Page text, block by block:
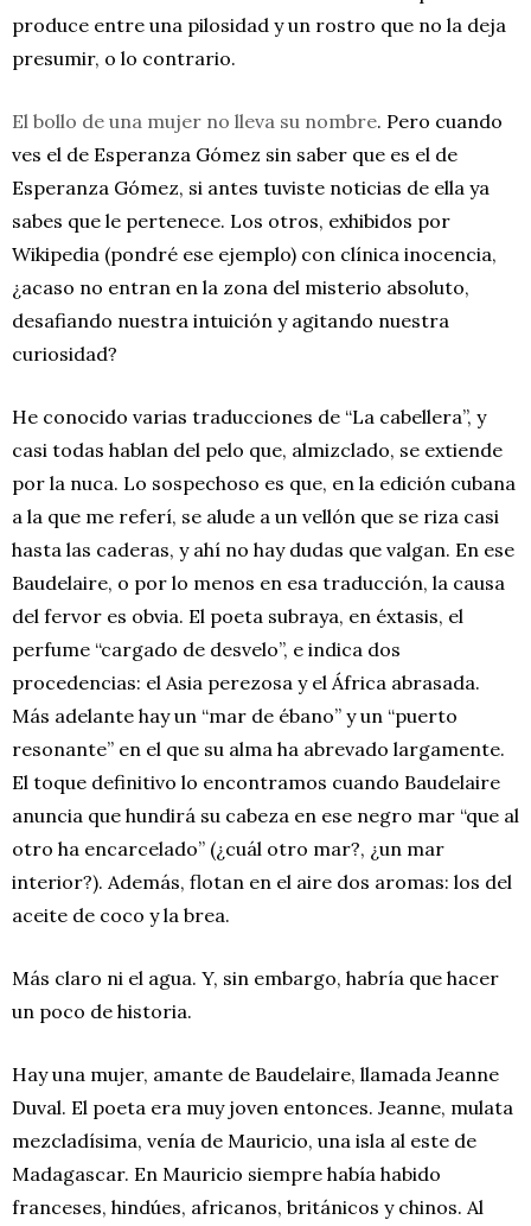
produce entre una pilosidad y un rostro que no la deja
presumir, o lo contrario.
El bollo de una mujer no lleva su nombre. Pero cuando
ves el de Esperanza Gómez sin saber que es el de
Esperanza Gómez, si antes tuviste noticias de ella ya
sabes que le pertenece. Los otros, exhibidos por
Wikipedia (pondré ese ejemplo) con clínica inocencia,
¿acaso no entran en la zona del misterio absoluto,
desafiando nuestra intuición y agitando nuestra
curiosidad?
He conocido varias traducciones de “La cabellera”, y
casi todas hablan del pelo que, almizclado, se extiende
por la nuca. Lo sospechoso es que, en la edición cubana
a la que me referí, se alude a un vellón que se riza casi
hasta las caderas, y ahí no hay dudas que valgan. En ese
Baudelaire, o por lo menos en esa traducción, la causa
del fervor es obvia. El poeta subraya, en éxtasis, el
perfume “cargado de desvelo”, e indica dos
procedencias: el Asia perezosa y el África abrasada.
Más adelante hay un “mar de ébano” y un “puerto
resonante” en el que su alma ha abrevado largamente.
El toque definitivo lo encontramos cuando Baudelaire
anuncia que hundirá su cabeza en ese negro mar “que al
otro ha encarcelado” (¿cuál otro mar?, ¿un mar
interior?). Además, flotan en el aire dos aromas: los del
aceite de coco y la brea.
Más claro ni el agua. Y, sin embargo, habría que hacer
un poco de historia.
Hay una mujer, amante de Baudelaire, llamada Jeanne
Duval. El poeta era muy joven entonces. Jeanne, mulata
mezcladísima, venía de Mauricio, una isla al este de
Madagascar. En Mauricio siempre había habido
franceses, hindúes, africanos, británicos y chinos. Al